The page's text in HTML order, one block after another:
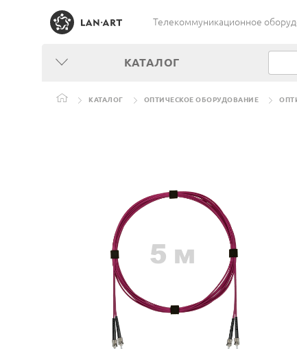
Телекоммуникационное
КАТАЛОГ
КАТАЛОГ ОПТИЧЕСКОЕ ОБОРУДОВАНИЕ